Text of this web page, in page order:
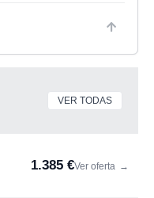
VER TODAS
1.385 €Ver oferta →